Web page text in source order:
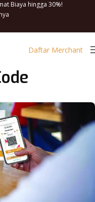
Biaya hingga 30%!
Daftar Merchant